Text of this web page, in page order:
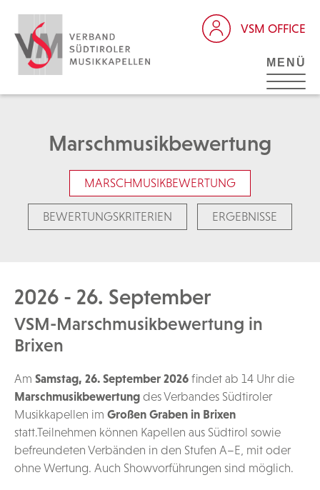
VSM OFFICE
MENÜ
Marschmusikbewertung
MARSCHMUSIKBEWERTUNG
BEWERTUNGSKRITERIEN ERGEBNISSE
2026 - 26. September
VSM-Marschmusikbewertung in
Brixen
Am Samstag, 26. September 2026 findet ab 14 Uhr die
Marschmusikbewertung des Verbandes Südtiroler
Musikkapellen im Großen Graben in Brixen
statt.Teilnehmen können Kapellen aus Südtirol sowie
befreundeten Verbänden in den Stufen A–E, mit oder
ohne Wertung. Auch Showvorführungen sind möglich.